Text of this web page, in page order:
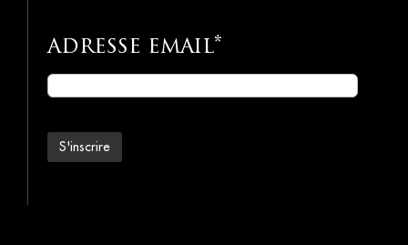
adresse email*